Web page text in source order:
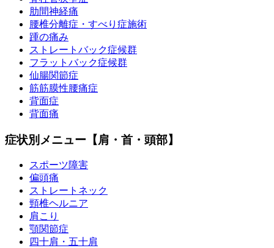
肋間神経痛
腰椎分離症・すべり症施術
踵の痛み
ストレートバック症候群
フラットバック症候群
仙腸関節症
筋筋膜性腰痛症
背面症
背面痛
症状別メニュー【肩・首・頭部】
スポーツ障害
偏頭痛
ストレートネック
頸椎ヘルニア
肩こり
顎関節症
四十肩・五十肩